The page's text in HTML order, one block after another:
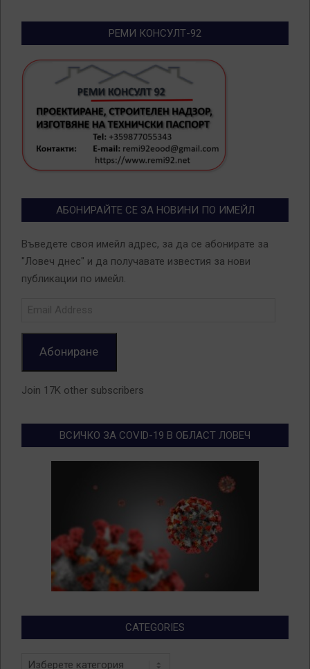
РЕМИ КОНСУЛТ-92
АБОНИРАЙТЕ СЕ ЗА НОВИНИ ПО ИМЕЙЛ
Въведете своя имейл адрес, за да се абонирате за
"Ловеч днес" и да получавате известия за нови
публикации по имейл.
Абониране
Join 17K other subscribers
ВСИЧКО ЗА COVID-19 В ОБЛАСТ ЛОВЕЧ
CATEGORIES
Categories